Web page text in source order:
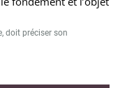
doit préciser son